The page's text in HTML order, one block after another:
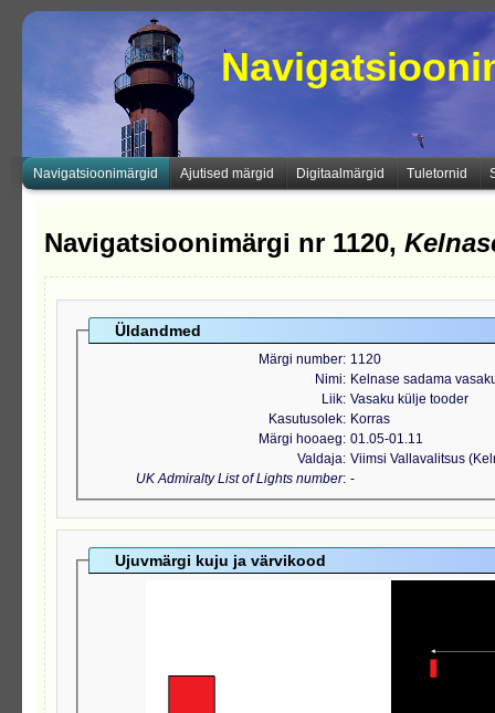
Navigatsioonimärgid Ajutised märgid Digitaalmärgid Tuletornid
Navigatsioonimärgi nr 1120,
Üldandmed
Märgi number 1120
Nimi
Kelnase sadama
Liik Vasaku külje tooder
Kasutusolek
Korras
Märgi hooaeg 01.05-01.11
Valdaja Viimsi Vallavalitsus
UK Admiralty List of Lights number -
Ujuvmärgi kuju ja värvikood